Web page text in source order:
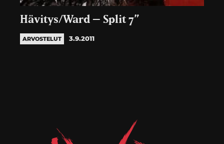
Hävitys/Ward – Split 7”
ARVOSTELUT 3.9.2011